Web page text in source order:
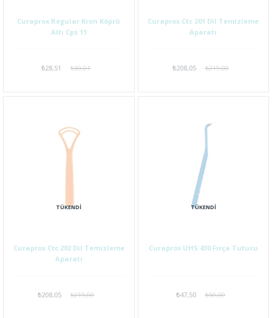
Curaprox Regular Kron Köprü
Altı Cps 11
₺28,51 ₺30,01
Curaprox Ctc 201 Dil Temizleme
Aparatı
₺208,05 ₺219,00
TÜKENDI
Curaprox Ctc 202 Dil Temizleme
Aparatı
₺208,05 ₺219,00
TÜKENDI
Curaprox UHS 430 Fırça Tutucu
₺47,50 ₺50,00